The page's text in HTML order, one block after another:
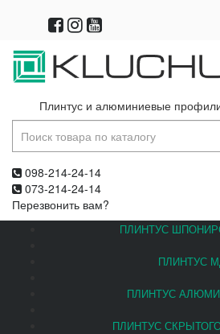
Плинтус и алюминиевые
098-214-24-14
073-214-24-14
Перезвонить вам?
ПЛИНТУС
ПЛИНТУС
ПЛИНТУС
ПЛИНТУС